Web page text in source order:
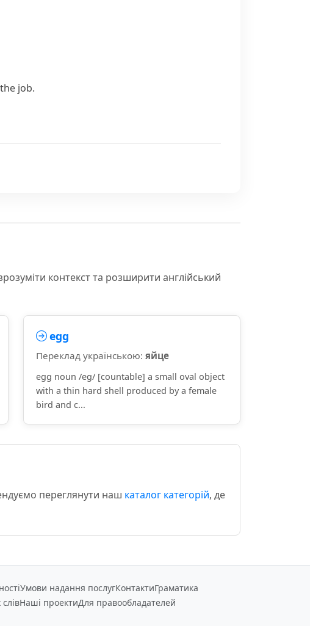
job.
контекст та розширити англійський
egg
Переклад українською: яйце
egg noun /eɡ/ [countable] a small oval object
with a thin hard shell produced by a female
bird and c...
переглянути наш каталог категорій, де
Умови надання послугКонтактиГраматика
Наші проектиДля правообладателей